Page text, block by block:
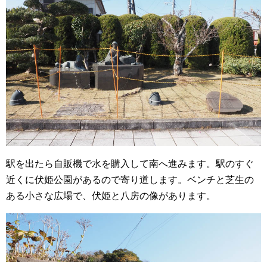
駅を出たら自販機で水を購入して南へ進みます。駅のすぐ
近くに伏姫公園があるので寄り道します。ベンチと芝生の
ある小さな広場で、伏姫と八房の像があります。